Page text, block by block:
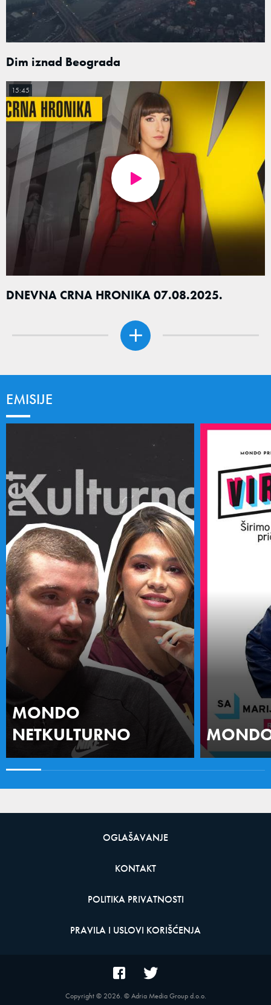
Dim iznad Beograda
DNEVNA CRNA HRONIKA 07.08.2025.
15:45
EMISIJE
MONDO
NETKULTURNO
OGLAŠAVANJE
KONTAKT
POLITIKA PRIVATNOSTI
PRAVILA I USLOVI KORIŠĆENJA
Copyright © 2026. © Adria Media Group d.o.o.